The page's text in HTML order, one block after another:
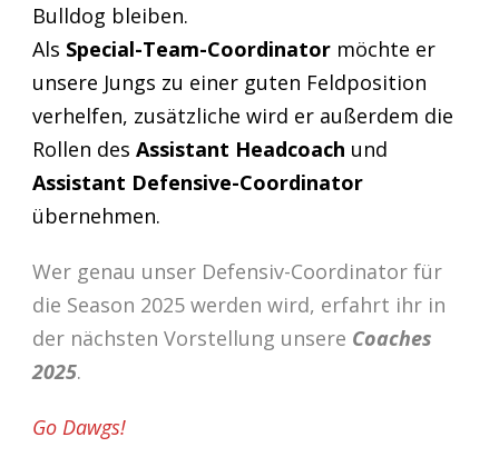
Bulldog bleiben.
Als Special-Team-Coordinator möchte er
unsere Jungs zu einer guten Feldposition
verhelfen, zusätzliche wird er außerdem die
Rollen des Assistant Headcoach und
Assistant Defensive-Coordinator
übernehmen.
Wer genau unser Defensiv-Coordinator für
die Season 2025 werden wird, erfahrt ihr in
der nächsten Vorstellung unsere Coaches
2025.
Go Dawgs!